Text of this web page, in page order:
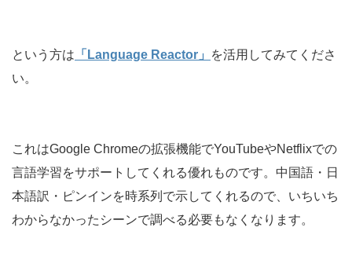
という方は 「Language Reactor」
を活用してみてくださ
い。
これはGoogle Chromeの拡張機能でYouTubeやNetflixでの
言語学習をサポートしてくれる優れものです。中国語・日
本語訳・ピンインを時系列で示してくれるので、いちいち
わからなかったシーンで調べる必要もなくなります。